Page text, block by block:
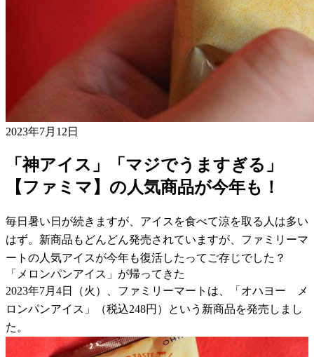
2023年7月12日
「神アイス」「マジでうますぎる」
【ファミマ】の人気商品が今年も！
毎日暑い日が続きますが、アイスを食べて涼を取る人は多い
はず。新商品もどんどん発売されていますが、ファミリーマ
ートの人気アイスが今年も復活したってご存じでした？
「メロンパンアイス」が帰ってきた
2023年7月4日（火）、ファミリーマートは、「オハヨー メ
ロンパンアイス」（税込248円）という新商品を発売しまし
た。